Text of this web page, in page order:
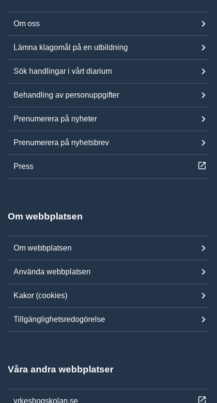
Om oss
Lämna klagomål på en utbildning
Sök handlingar i vårt diarium
Behandling av personuppgifter
Prenumerera på nyheter
Prenumerera på nyhetsbrev
Press
Om webbplatsen
Om webbplatsen
Använda webbplatsen
Kakor (cookies)
Tillgänglighetsredogörelse
Våra andra webbplatser
yrkeshogskolan.se